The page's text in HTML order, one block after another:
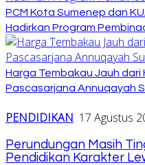
PCM Kota Sumenep dan
Hadirkan Program
Harga Tembakau Jauh dari
Pascasarjana Annuqayah
PENDIDIKAN 17 Agustus
Perundungan Masih
Pendidikan Karakter